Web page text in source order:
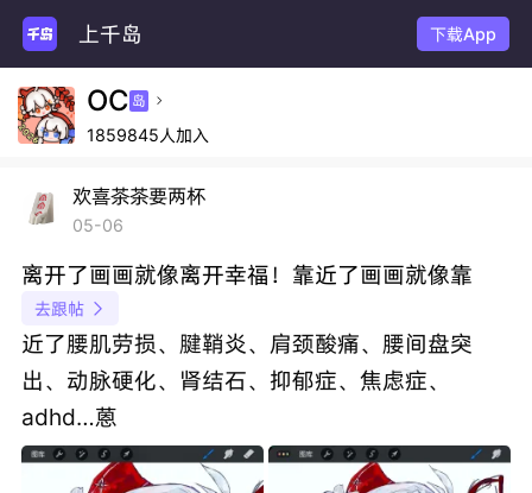
上千岛 下载App
OC 岛 
1859845人加入
欢喜茶茶要两杯
05-06
离开了画画就像离开幸福！靠近了画画就像靠
去跟帖 
近了腰肌劳损、腱鞘炎、肩颈酸痛、腰间盘突
出、动脉硬化、肾结石、抑郁症、焦虑症、
adhd…蒽